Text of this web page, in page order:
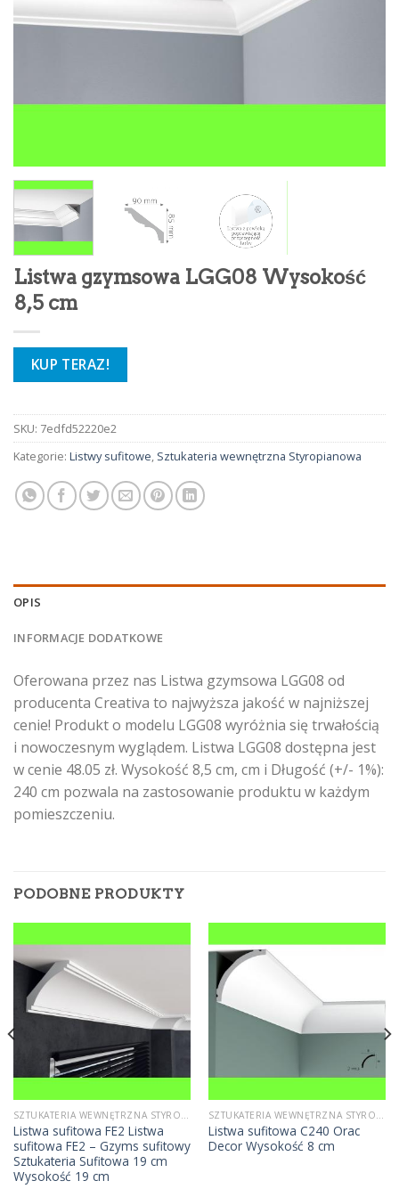
Listwa gzymsowa LGG08 Wysokość
8,5 cm
KUP TERAZ!
SKU: 7edfd52220e2
Kategorie: Listwy sufitowe, Sztukateria wewnętrzna Styropianowa
OPIS
INFORMACJE DODATKOWE
Oferowana przez nas Listwa gzymsowa LGG08 od
producenta Creativa to najwyższa jakość w najniższej
cenie! Produkt o modelu LGG08 wyróżnia się trwałością
i nowoczesnym wyglądem. Listwa LGG08 dostępna jest
w cenie 48.05 zł. Wysokość 8,5 cm, cm i Długość (+/- 1%):
240 cm pozwala na zastosowanie produktu w każdym
pomieszczeniu.
PODOBNE PRODUKTY
SZTUKATERIA WEWNĘTRZNA STYROPIANOWA
Listwa sufitowa FE2 Listwa
sufitowa FE2 – Gzyms sufitowy
Sztukateria Sufitowa 19 cm
Wysokość 19 cm
SZTUKATERIA WEWNĘTRZNA STYROPIANOWA
Listwa sufitowa C240 Orac
Decor Wysokość 8 cm